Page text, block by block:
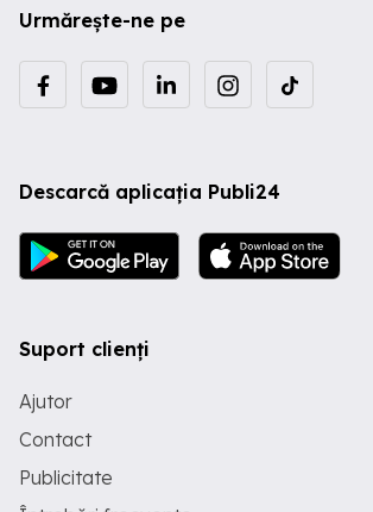
Urmărește-ne pe
Descarcă aplicația Publi24
Suport clienți
Ajutor
Contact
Publicitate